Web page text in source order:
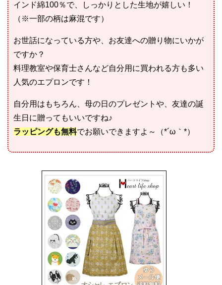
インド綿100％で、しっかりとした生地が嬉しい！
（※一部の柄は麻混です）
お世話になっている方や、お友達への贈り物にいかが
ですか？
料理教室や保育士さんなど自分用に買われる方も多い
人気のエプロンです！
自分用はもちろん、母の日のプレゼントや、友達の誕
生日に贈ってもいいですね♪
ラッピングも無料でお願いできますよ～（*´ω｀*）